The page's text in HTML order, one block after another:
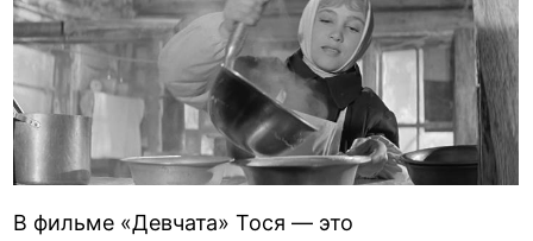
В фильме «Девчата» Тося — это